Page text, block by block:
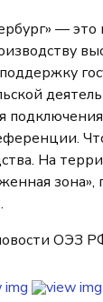
— это
На
ОЭЗ